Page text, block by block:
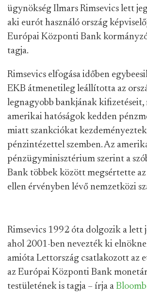
ügynökség Ilmars Rimsevics lett
aki eurót használó ország
Európai Központi Bank
tagja.
Rimsevics elfogása időben
EKB átmenetileg leállította az
legnagyobb bankjának kifizetéseit,
amerikai hatóságok kedden
miatt szankciókat
pénzintézettel szemben. Az
pénzügyminisztérium szerint a
Bank többek között megsértette az
ellen érvényben lévő nemzetközi
Rimsevics 1992 óta dolgozik a lett
ahol 2001-ben nevezték ki
amióta Lettország csatlakozott az
az Európai Központi Bank
testületének is tagja – írja a